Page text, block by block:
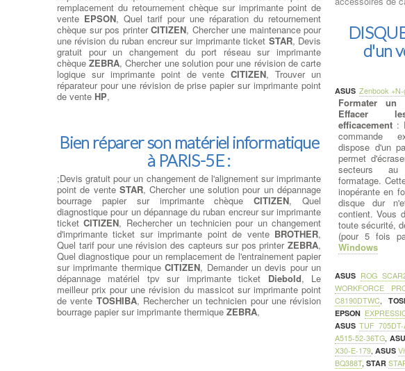
remplacement du retournement chèque sur imprimante point de
vente EPSON, Quel tarif pour une réparation du retournement
chèque sur pos printerCITIZEN, Chercher une maintenance pour
une révision du ruban encreur sur imprimante ticket STAR, Devis
gratuit pour un changement du port réseau sur imprimante
chèqueZEBRA, Chercher une solution pour une révision de carte
logique sur imprimante point de venteCITIZEN, Trouver un
réparateur pour une révision de prise papier sur imprimante point
de vente HP,
Bien réparer son matériel informatique
à PARIS-5E :
;Devis gratuit pour un changement de l'alignement sur imprimante
point de vente STAR, Chercher une solution pour un dépannage
bourrage papier sur imprimante chèqueCITIZEN, Quel
diagnostique pour un dépannage du ruban encreur sur imprimante
ticketCITIZEN, Rechercher un technicien pour un changement
d'imprimante ticket sur imprimante point de vente BROTHER,
Quel tarif pour une révision des capteurs sur pos printer ZEBRA,
Quel diagnostique pour un remplacement de l'entrainement papier
sur imprimante thermiqueCITIZEN, Demander un devis pour un
dépannage matériel tpv sur imprimante ticket Diebold, Le
meilleur prix pour une révision du massicot sur imprimante point
de vente TOSHIBA, Rechercher un technicien pour une révision
bourrage papier sur imprimante thermique ZEBRA,
d'un
Formater
Effacer
efficacement :
commande
dispose d'un
permet
secteurs
formatage.
inopérante en
disque dur
contient. Vous
toute sécurité,
(pour 5 fois
Windows
ASUS Zenbook
ASUS ROG
WORKFORCE
C8190DTWC,
EPSON
ASUS TUF 705DT-
A515-52-36TG,
X30-E-179,ASUS
BQ388T, STAR